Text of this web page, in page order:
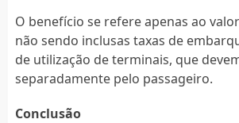
O benefício se refere apenas ao
não sendo inclusas taxas de
de utilização de terminais, que
separadamente pelo passageiro.
Conclusão